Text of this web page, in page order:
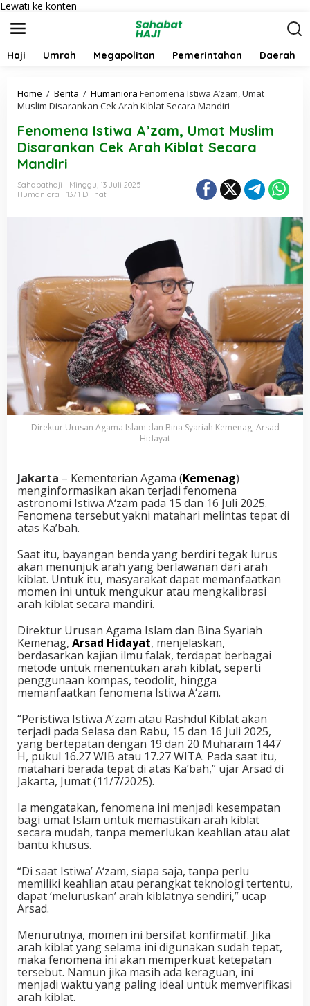
Lewati ke konten
Haji Umrah Megapolitan Pemerintahan Daerah
Home / Berita / Humaniora Fenomena Istiwa A’zam, Umat
Muslim Disarankan Cek Arah Kiblat Secara Mandiri
Fenomena Istiwa A’zam, Umat Muslim
Disarankan Cek Arah Kiblat Secara
Mandiri
Sahabathaji
Minggu, 13 Juli 2025
Humaniora
1371 Dilihat
Direktur Urusan Agama Islam dan Bina Syariah Kemenag, Arsad
Hidayat
Jakarta – Kementerian Agama (Kemenag)
menginformasikan akan terjadi fenomena
astronomi Istiwa A‘zam pada 15 dan 16 Juli 2025.
Fenomena tersebut yakni matahari melintas tepat di
atas Ka’bah.
Saat itu, bayangan benda yang berdiri tegak lurus
akan menunjuk arah yang berlawanan dari arah
kiblat. Untuk itu, masyarakat dapat memanfaatkan
momen ini untuk mengukur atau mengkalibrasi
arah kiblat secara mandiri.
Direktur Urusan Agama Islam dan Bina Syariah
Kemenag, Arsad Hidayat, menjelaskan,
berdasarkan kajian ilmu falak, terdapat berbagai
metode untuk menentukan arah kiblat, seperti
penggunaan kompas, teodolit, hingga
memanfaatkan fenomena Istiwa A‘zam.
“Peristiwa Istiwa A‘zam atau Rashdul Kiblat akan
terjadi pada Selasa dan Rabu, 15 dan 16 Juli 2025,
yang bertepatan dengan 19 dan 20 Muharam 1447
H, pukul 16.27 WIB atau 17.27 WITA. Pada saat itu,
matahari berada tepat di atas Ka’bah,” ujar Arsad di
Jakarta, Jumat (11/7/2025).
Ia mengatakan, fenomena ini menjadi kesempatan
bagi umat Islam untuk memastikan arah kiblat
secara mudah, tanpa memerlukan keahlian atau alat
bantu khusus.
“Di saat Istiwa’ A‘zam, siapa saja, tanpa perlu
memiliki keahlian atau perangkat teknologi tertentu,
dapat ‘meluruskan’ arah kiblatnya sendiri,” ucap
Arsad.
Menurutnya, momen ini bersifat konfirmatif. Jika
arah kiblat yang selama ini digunakan sudah tepat,
maka fenomena ini akan memperkuat ketepatan
tersebut. Namun jika masih ada keraguan, ini
menjadi waktu yang paling ideal untuk memverifikasi
arah kiblat.